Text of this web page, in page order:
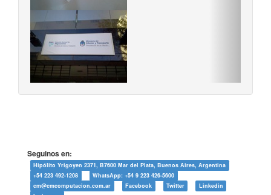
Seguinos en:
Hipólito Yrigoyen 2371, B7600 Mar del Plata, Buenos Aires, Argentina
+54 223 492-1208
WhatsApp: +54 9 223 426-5600
cm@cmcomputacion.com.ar
Facebook Twitter
Linkedin